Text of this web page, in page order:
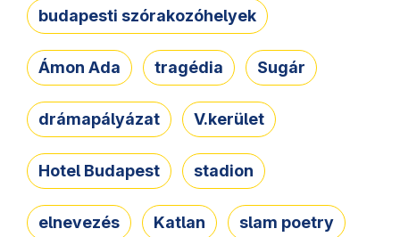
budapesti szórakozóhelyek
Ámon Ada tragédia Sugár
drámapályázat V.kerület
Hotel Budapest stadion
elnevezés Katlan slam poetry